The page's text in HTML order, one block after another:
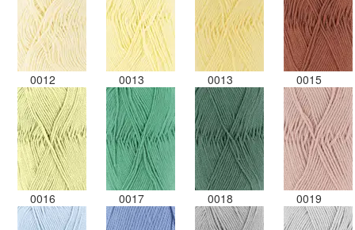
0012 0013 0013 0015
0016 0017 0018 0019